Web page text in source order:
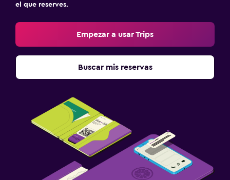
el que reserves.
Empezar a usar Trips
Buscar mis reservas